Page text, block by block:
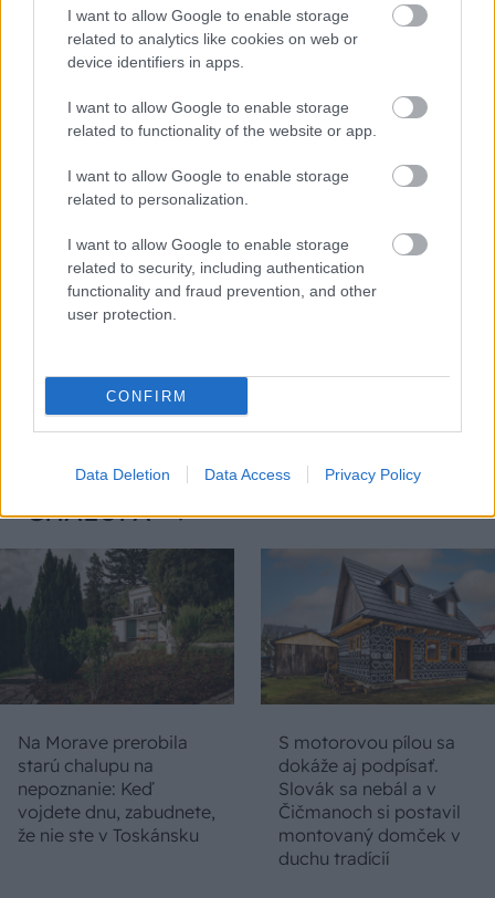
I want to allow Google to enable storage
related to analytics like cookies on web or
device identifiers in apps.
I want to allow Google to enable storage
related to functionality of the website or app.
I want to allow Google to enable storage
related to personalization.
I want to allow Google to enable storage
related to security, including authentication
functionality and fraud prevention, and other
user protection.
CONFIRM
Data Deletion Data Access Privacy Policy
5 trvaliek s
panašovanými listami,
ktoré dodajú vášmu
šmrnc
Trvalky, ktoré znesú
sucho a teplo? Tieto
deň
krások, ktoré rozžiaria
vašu záhradu
CHALUPA
Na Morave prerobila
starú chalupu na
nepoznanie: Keď
vojdete dnu, zabudnete,
že nie ste v Toskánsku
S motorovou pílou sa
dokáže aj podpísať.
Slovák sa nebál a v
Čičmanoch si postavil
montovaný domček v
duchu tradícií